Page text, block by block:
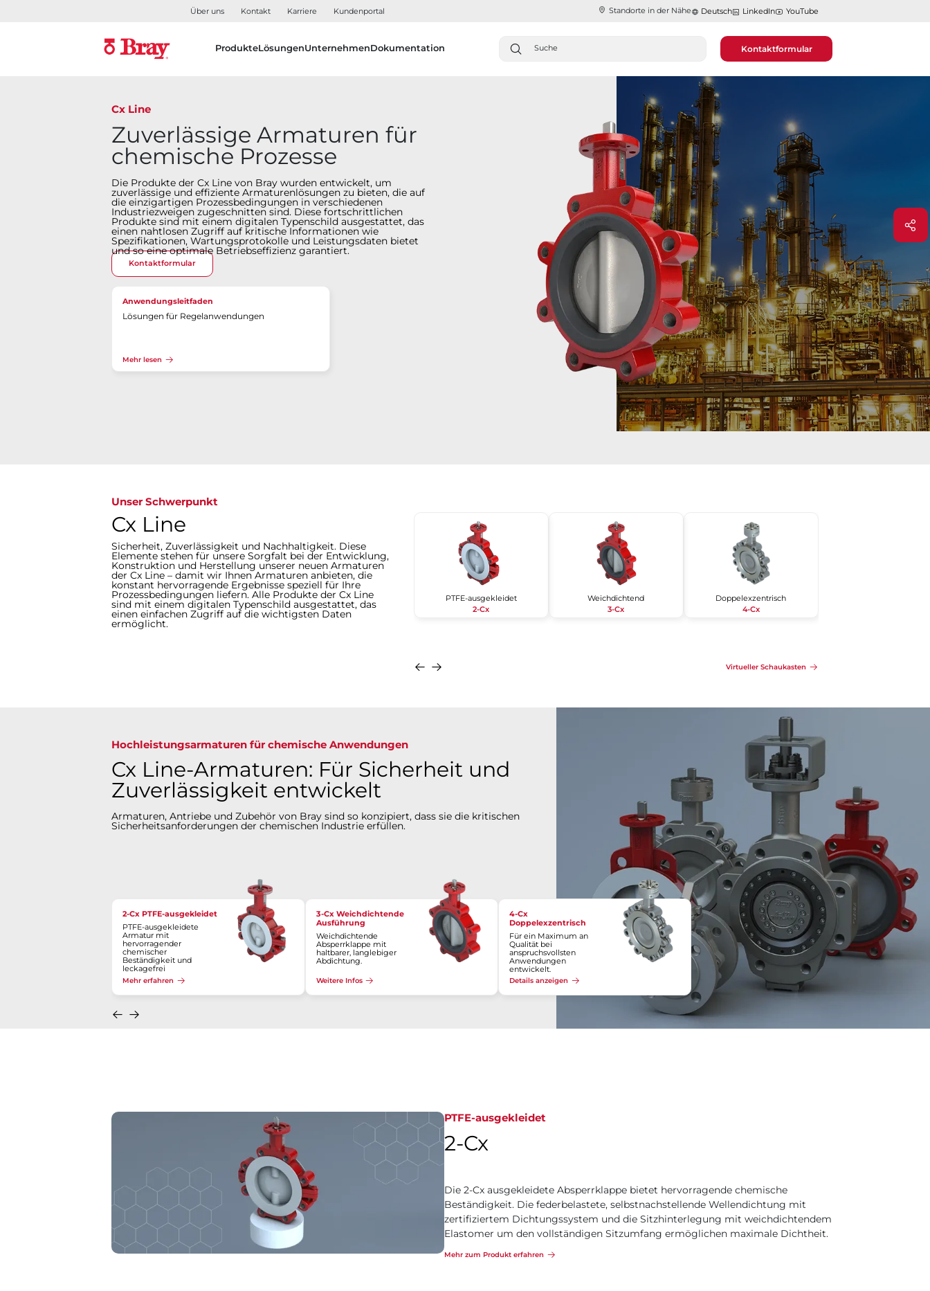
Über uns Kontakt Karriere Kundenportal Standorte in der Nähe​​​​​​​ Deutsch LinkedIn YouTube
ProdukteLösungenUnternehmenDokumentation Kontaktformular
Cx Line
Zuverlässige Armaturen für
chemische Prozesse
Die Produkte der Cx Line von Bray wurden entwickelt, um
zuverlässige und effiziente Armaturenlösungen zu bieten, die auf
die einzigartigen Prozessbedingungen in verschiedenen
Industriezweigen zugeschnitten sind. Diese fortschrittlichen
Produkte sind mit einem digitalen Typenschild ausgestattet, das
einen nahtlosen Zugriff auf kritische Informationen wie
Spezifikationen, Wartungsprotokolle und Leistungsdaten bietet
und so eine optimale Betriebseffizienz garantiert.
Kontaktformular
Anwendungsleitfaden
Lösungen für Regelanwendungen
Mehr lesen
Unser Schwerpunkt
Cx Line
Sicherheit, Zuverlässigkeit und Nachhaltigkeit. Diese
Elemente stehen für unsere Sorgfalt bei der Entwicklung,
Konstruktion und Herstellung unserer neuen Armaturen
der Cx Line – damit wir Ihnen Armaturen anbieten, die
konstant hervorragende Ergebnisse speziell für Ihre
Prozessbedingungen liefern. Alle Produkte der Cx Line
sind mit einem digitalen Typenschild ausgestattet, das
einen einfachen Zugriff auf die wichtigsten Daten
ermöglicht.
PTFE-ausgekleidet
2-Cx
Weichdichtend
3-Cx
Doppelexzentrisch
4-Cx
Virtueller Schaukasten
Hochleistungsarmaturen für chemische Anwendungen
Cx Line-Armaturen: Für Sicherheit und
Zuverlässigkeit entwickelt
Armaturen, Antriebe und Zubehör von Bray sind so konzipiert, dass sie die kritischen
Sicherheitsanforderungen der chemischen Industrie erfüllen.
2-Cx PTFE-ausgekleidet
PTFE-ausgekleidete
Armatur mit
hervorragender
chemischer
Beständigkeit und
leckagefrei
Mehr erfahren
3-Cx Weichdichtende
Ausführung
Weichdichtende
Absperrklappe mit
haltbarer, langlebiger
Abdichtung.
Weitere Infos
4-Cx
Doppelexzentrisch
Für ein Maximum an
Qualität bei
anspruchsvollsten
Anwendungen
entwickelt.
Details anzeigen
PTFE-ausgekleidet
2-Cx
Die 2-Cx ausgekleidete Absperrklappe bietet hervorragende chemische
Beständigkeit. Die federbelastete, selbstnachstellende Wellendichtung mit
zertifiziertem Dichtungssystem und die Sitzhinterlegung mit weichdichtendem
Elastomer um den vollständigen Sitzumfang ermöglichen maximale Dichtheit.
Mehr zum Produkt erfahren